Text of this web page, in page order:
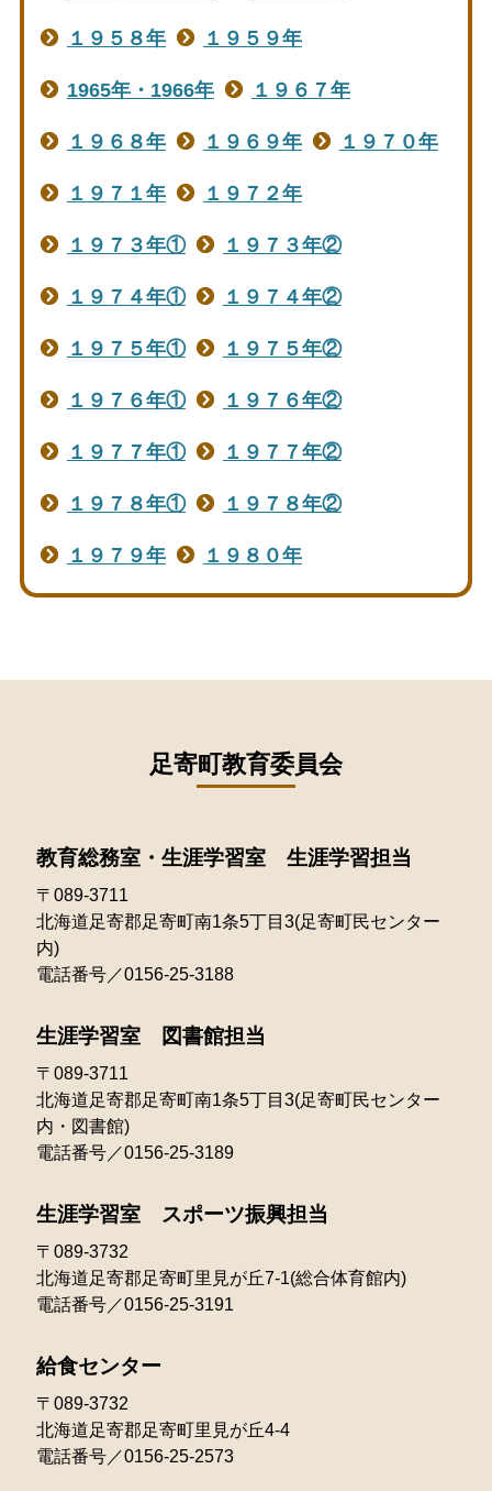
１９５８年 １９５９年
1965年・1966年 １９６７年
１９６８年 １９６９年 １９７０年
１９７１年 １９７２年
１９７３年① １９７３年②
１９７４年① １９７４年②
１９７５年① １９７５年②
１９７６年① １９７６年②
１９７７年① １９７７年②
１９７８年① １９７８年②
１９７９年 １９８０年
足寄町教育委員会
教育総務室・生涯学習室 生涯学習担当
〒089-3711
北海道足寄郡足寄町南1条5丁目3(足寄町民センター
内)
電話番号／0156-25-3188
生涯学習室 図書館担当
〒089-3711
北海道足寄郡足寄町南1条5丁目3(足寄町民センター
内・図書館)
電話番号／0156-25-3189
生涯学習室 スポーツ振興担当
〒089-3732
北海道足寄郡足寄町里見が丘7-1(総合体育館内)
電話番号／0156-25-3191
給食センター
〒089-3732
北海道足寄郡足寄町里見が丘4-4
電話番号／0156-25-2573